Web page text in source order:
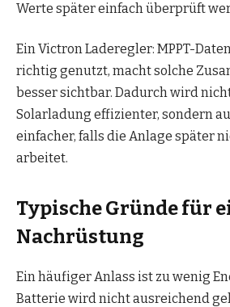
Werte später einfach überprüft
Ein Victron Laderegler: MPPT-
richtig genutzt, macht solche
besser sichtbar. Dadurch wird
Solarladung effizienter, sondern
einfacher, falls die Anlage später
arbeitet.
Typische Gründe für
Nachrüstung
Ein häufiger Anlass ist zu wenig
Batterie wird nicht ausreichend